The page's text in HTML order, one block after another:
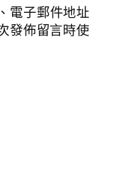
電子郵件地址
發佈留言時使